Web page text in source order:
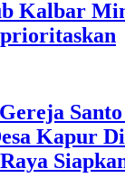
Kalbar
Kapur